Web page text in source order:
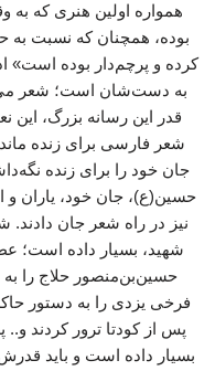
همواره اولین هنری که به
بوده، همچنان که نسبت
کرده و پرچم‌دار بوده است»
به دست‌شان است؛ شعر
قدر این رسانه بزرگ، این
شعر فارسی برای زنده
جان خود را برای زنده
حسین(ع)، جان خود، یاران و
نیز در راه شعر جان دادند.
شهید، بسیار داده است؛
حسین‌بن‌منصور حلاج را به
فرخی یزدی را به دستور
پس از کودتا ترور کردند
بسیار داده است و باید